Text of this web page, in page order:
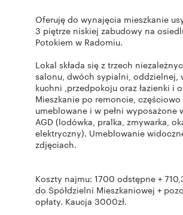
Oferuję do wynajęcia mieszkanie
3 piętrze niskiej zabudowy na
Potokiem w Radomiu.
Lokal składa się z trzech
salonu, dwóch sypialni, oddzielnej,
kuchni ,przedpokoju oraz łazienki i
Mieszkanie po remoncie, częściowo
umeblowane i w pełni wyposażone
AGD (lodówka, pralka, zmywarka,
elektryczny). Umeblowanie
zdjęciach.
Koszty najmu: 1700 odstępne +
do Spółdzielni Mieszkaniowej +
opłaty. Kaucja 3000zł.